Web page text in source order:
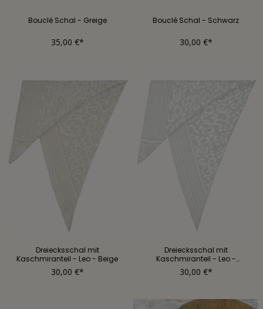
Bouclé Schal - Greige
35,00 €*
Bouclé Schal - Schwarz
30,00 €*
Dreiecksschal mit
Kaschmiranteil - Leo - Beige
30,00 €*
Dreiecksschal mit
Kaschmiranteil - Leo -
Hellgrau
30,00 €*